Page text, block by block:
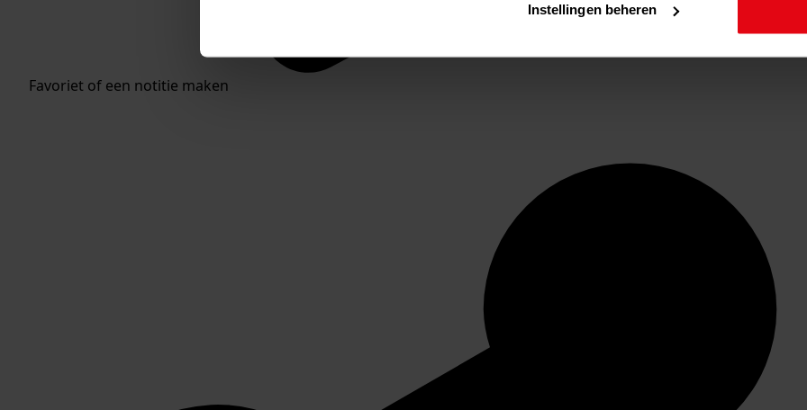
Instellingen beheren
Favoriet of een notitie maken